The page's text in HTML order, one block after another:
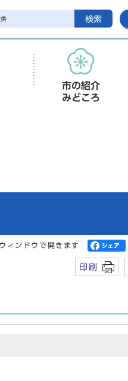
検索
市の紹介
みどころ
ィンドウで開きます
印刷